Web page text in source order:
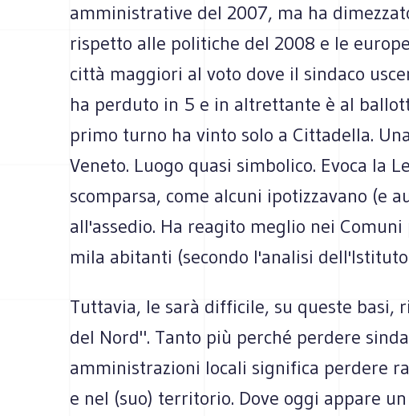
amministrative del 2007, ma ha
rispetto alle politiche del 2008 e le
città maggiori al voto dove il sindaco
ha perduto in 5 e in altrettante è al
primo turno ha vinto solo a Cittadella.
Veneto. Luogo quasi simbolico. Evoca la
scomparsa, come alcuni ipotizzavano (e
all'assedio. Ha reagito meglio nei
mila abitanti (secondo l'analisi dell'Istituto
Tuttavia, le sarà difficile, su queste basi,
del Nord". Tanto più perché perdere
amministrazioni locali significa perdere
e nel (suo) territorio. Dove oggi appare